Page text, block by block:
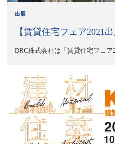
出展
【賃貸住宅フェア2021出
DRC株式会社は「賃貸住宅フェア